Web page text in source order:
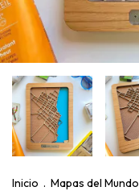
Inicio . Mapas del Mundo